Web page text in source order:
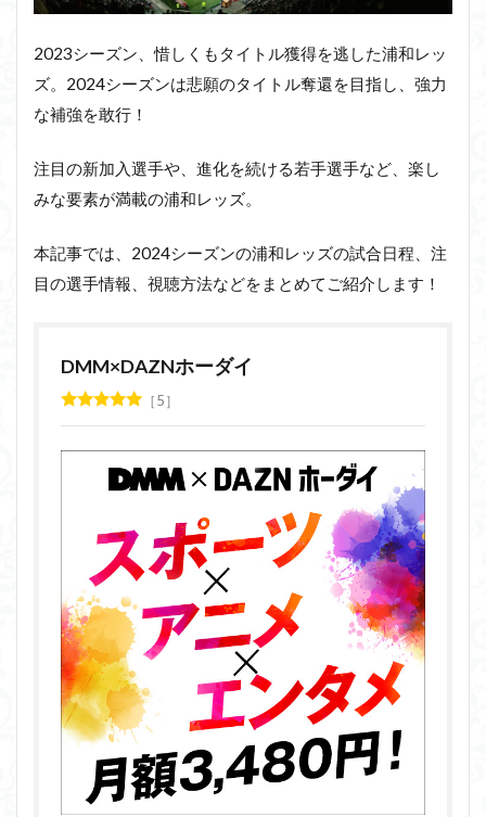
2023シーズン、惜しくもタイトル獲得を逃した浦和レッ
ズ。2024シーズンは悲願のタイトル奪還を目指し、強力
な補強を敢行！
注目の新加入選手や、進化を続ける若手選手など、楽し
みな要素が満載の浦和レッズ。
本記事では、2024シーズンの浦和レッズの試合日程、注
目の選手情報、視聴方法などをまとめてご紹介します！
DMM×DAZNホーダイ
5